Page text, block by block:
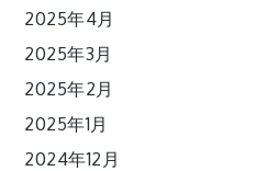
2025年4月
2025年3月
2025年2月
2025年1月
2024年12月